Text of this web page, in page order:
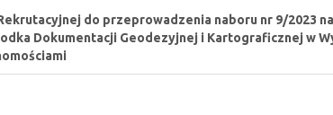
do przeprowadzenia naboru nr 9/2023
Dokumentacji Geodezyjnej i Kartograficznej w